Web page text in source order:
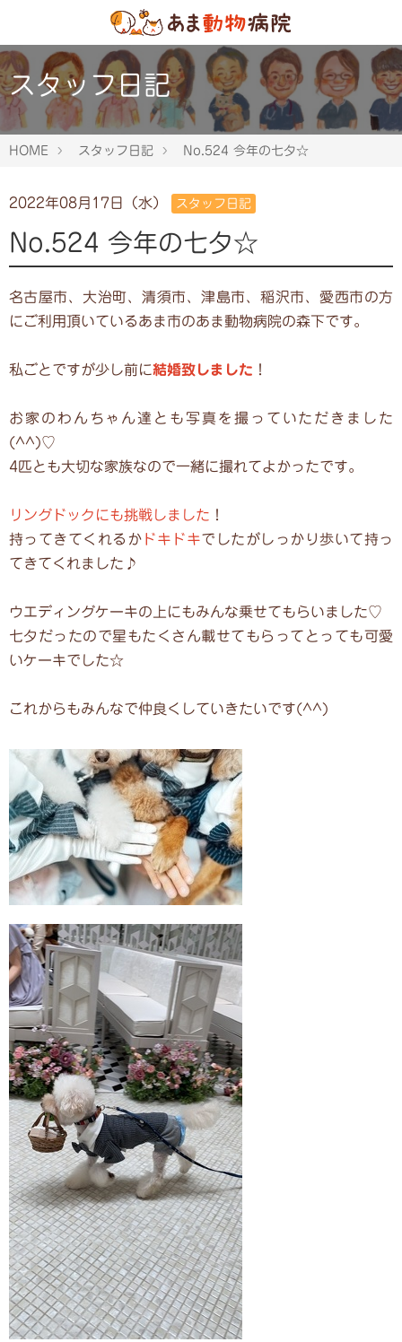
スタッフ日記
HOME スタッフ日記 No.524 今年の七夕☆
2022年08月17日（水） スタッフ日記
No.524 今年の七夕☆
名古屋市、大治町、清須市、津島市、稲沢市、愛西市の方
にご利用頂いているあま市のあま動物病院の森下です。
私ごとですが少し前に結婚致しました ！
お家のわんちゃん達とも写真を撮っていただきました
(^^)♡
4匹とも大切な家族なので一緒に撮れてよかったです。
リングドックにも挑戦しました ！
持ってきてくれるか ドキドキでしたがしっかり歩いて持っ
てきてくれました♪
ウエディングケーキの上にもみんな乗せてもらいました♡
七夕だったので星もたくさん載せてもらってとっても可愛
いケーキでした☆
これからもみんなで仲良くしていきたいです(^^)